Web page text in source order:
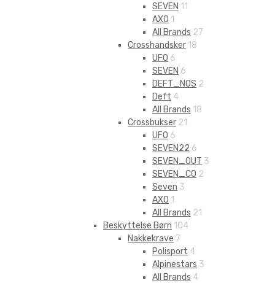
SEVEN 11
AXO 1
All Brands 27
Crosshandsker 18
UFO 6
SEVEN 6
DEFT_NOS 2
Deft 4
All Brands 18
Crossbukser 21
UFO 6
SEVEN22 6
SEVEN_OUT 3
SEVEN_CO 2
Seven 3
AXO 1
All Brands 21
Beskyttelse Børn 104
Nakkekrave 7
Polisport 4
Alpinestars 3
All Brands 4